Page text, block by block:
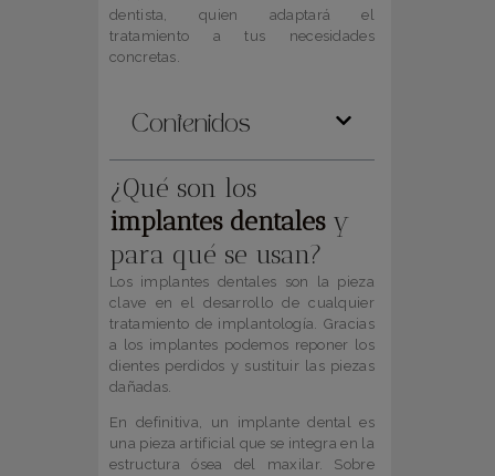
dentista, quien adaptará el
tratamiento a tus necesidades
concretas.
Contenidos
¿Qué son los
implantes dentalesy
para qué se usan?
Los implantes dentales son la pieza
clave en el desarrollo de cualquier
tratamiento de implantología. Gracias
a los implantes podemos reponer los
dientes perdidos y sustituir las piezas
dañadas.
En definitiva, un implante dental es
una pieza artificial que se integra en la
estructura ósea del maxilar. Sobre